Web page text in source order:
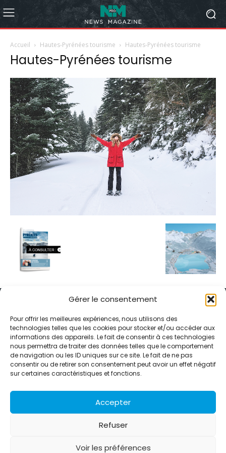
Gérer le consentement
Pour offrir les meilleures expériences, nous utilisons des
technologies telles que les cookies pour stocker et/ou accéder aux
informations des appareils. Le fait de consentir à ces technologies
nous permettra de traiter des données telles que le comportement
de navigation ou les ID uniques sur ce site. Le fait de ne pas
consentir ou de retirer son consentement peut avoir un effet négatif
sur certaines caractéristiques et fonctions.
Accepter
Refuser
Voir les préférences
Accueil Hautes-Pyrénées tourisme Hautes-Pyrénées tourisme
Hautes-Pyrénées tourisme
Alternative Média est une agence de relations presse et de
relations publiques basée à Grenoble. Depuis 1995, elle conçoit et
pilote des stratégies de visibilité en France et à l’international
grâce à un réseau d’agences partenaires.